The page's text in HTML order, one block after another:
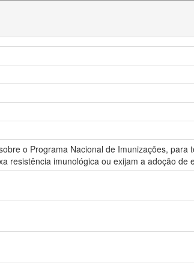
o Programa Nacional de Imunizações,
resistência imunológica ou exijam a adoção de